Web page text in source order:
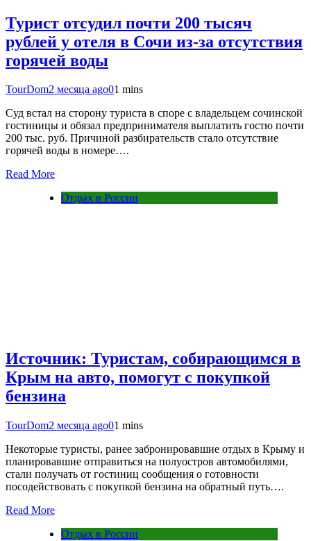
Турист отсудил почти 200 тысяч
рублей у отеля в Сочи из-за отсутствия
горячей воды
TourDom2 месяца ago01 mins
Суд встал на сторону туриста в споре с владельцем сочинской
гостиницы и обязал предпринимателя выплатить гостю почти
200 тыс. руб. Причиной разбирательств стало отсутствие
горячей воды в номере….
Read More
Отдых в России
Источник: Туристам, собирающимся в
Крым на авто, помогут с покупкой
бензина
TourDom2 месяца ago01 mins
Некоторые туристы, ранее забронировавшие отдых в Крыму и
планировавшие отправиться на полуостров автомобилями,
стали получать от гостиниц сообщения о готовности
посодействовать с покупкой бензина на обратный путь….
Read More
Отдых в России